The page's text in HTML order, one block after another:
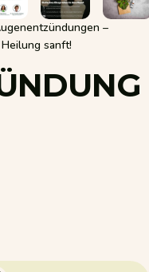
–
sanft!